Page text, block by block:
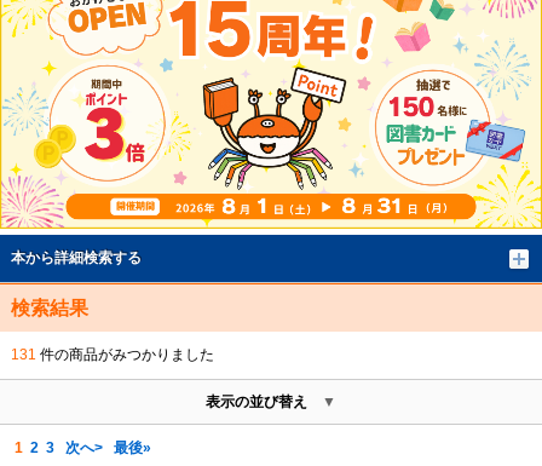
本から詳細検索する
検索結果
131 件の商品がみつかりました
表示の並び替え
1 2 3 次へ> 最後»